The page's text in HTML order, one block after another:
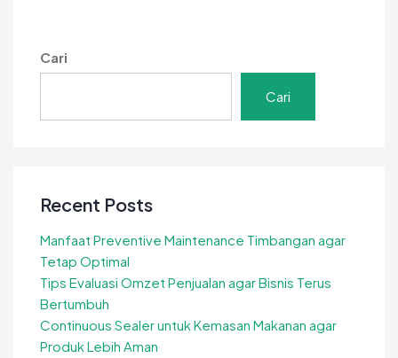
Mendukung
Cari
Cari
Recent Posts
Manfaat Preventive Maintenance Timbangan agar
Tetap Optimal
Tips Evaluasi Omzet Penjualan agar Bisnis Terus
Bertumbuh
Continuous Sealer untuk Kemasan Makanan agar
Produk Lebih Aman